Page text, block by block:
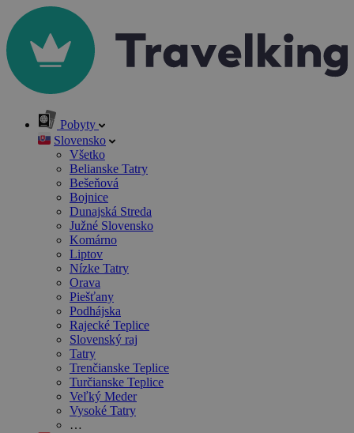
Pobyty
Slovensko
Všetko
Belianske Tatry
Bešeňová
Bojnice
Dunajská Streda
Južné Slovensko
Komárno
Liptov
Nízke Tatry
Orava
Piešťany
Podhájska
Rajecké Teplice
Slovenský raj
Tatry
Trenčianske Teplice
Turčianske Teplice
Veľký Meder
Vysoké Tatry
…